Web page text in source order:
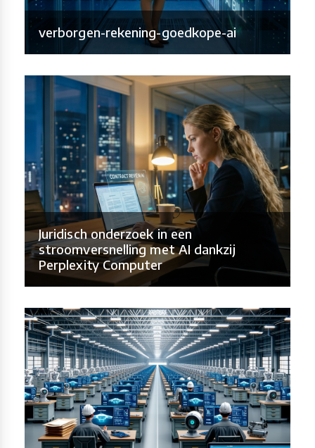
verborgen-rekening-goedkope-ai
Juridisch onderzoek in een
stroomversnelling met AI dankzij
Perplexity Computer